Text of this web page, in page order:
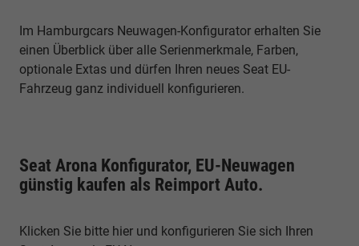
Im Hamburgcars Neuwagen-Konfigurator erhalten Sie
einen Überblick über alle Serienmerkmale, Farben,
optionale Extas und dürfen Ihren neues Seat EU-
Fahrzeug ganz individuell konfigurieren.
Seat Arona Konfigurator, EU-Neuwagen
günstig kaufen als Reimport Auto.
Klicken Sie bitte hier und konfigurieren Sie sich Ihren